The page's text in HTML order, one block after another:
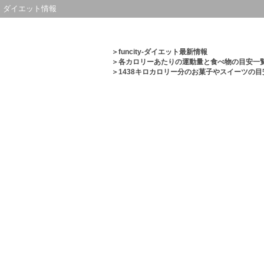
ダイエット情報
＞funcity-ダイエット最新情報
＞各カロリーあたりの運動量と食べ物の目安一
＞1438キロカロリー分のお菓子やスイーツの目